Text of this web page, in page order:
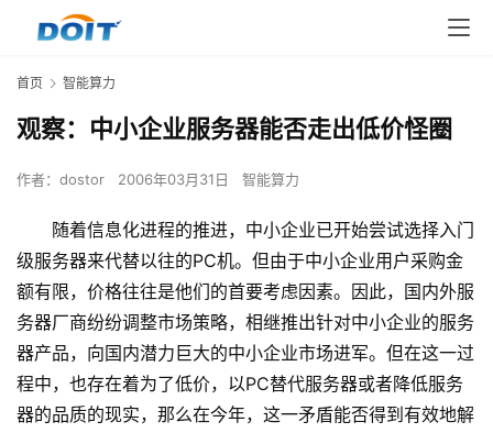
首页 智能算力
观察：中小企业服务器能否走出低价怪圈
作者： dostor 2006年03月31日 智能算力
随着信息化进程的推进，中小企业已开始尝试选择入门
级服务器来代替以往的PC机。但由于中小企业用户采购金
额有限，价格往往是他们的首要考虑因素。因此，国内外服
务器厂商纷纷调整市场策略，相继推出针对中小企业的服务
器产品，向国内潜力巨大的中小企业市场进军。但在这一过
程中，也存在着为了低价，以PC替代服务器或者降低服务
器的品质的现实，那么在今年，这一矛盾能否得到有效地解